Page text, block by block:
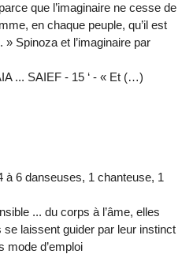
que l’imaginaire ne cesse de
en chaque peuple, qu’il est
Spinoza et l’imaginaire par
... SAIEF - 15 ‘ - « Et (…)
à 6 danseuses, 1 chanteuse, 1
... du corps à l’âme, elles
laissent guider par leur instinct
mode d’emploi